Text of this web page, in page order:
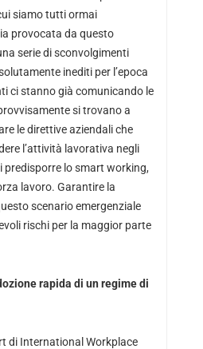
siamo tutti ormai
provocata da questo
serie di sconvolgimenti
inediti per l’epoca
ci stanno già comunicando le
si trovano a
le direttive aziendali che
l’attività lavorativa negli
predisporre lo smart working,
lavoro. Garantire la
scenario emergenziale
rischi per la maggior parte
rapida di un regime di
di International Workplace